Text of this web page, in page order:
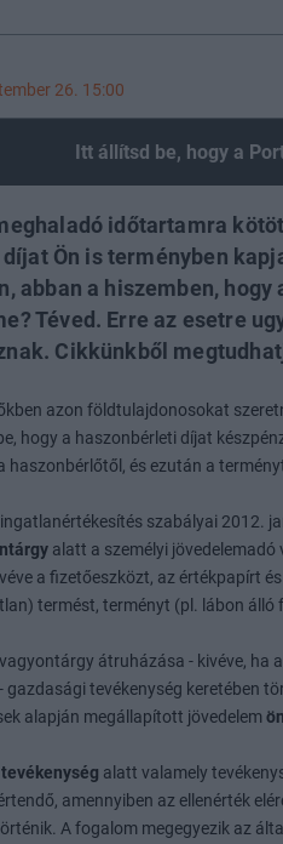
26. 15:00
Itt állítsd be, hogy a
időtartamra
Ön is terményben
abban a hiszemben,
Téved. Erre az esetre
Cikkünkből
azon földtulajdonosokat
hogy a haszonbérleti díjat
haszonbérlőtől, és ezután a
szabályai 2012.
alatt a személyi
a fizetőeszközt, az értékpapírt
termést, terményt (pl. lábon álló
átruházása - kivéve, ha
gazdasági tevékenység keretében
alapján megállapított jövedelem
alatt valamely
amennyiben az ellenérték
A fogalom megegyezik az